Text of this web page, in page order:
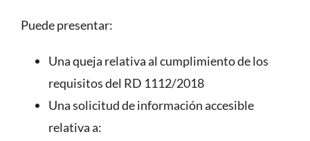
Puede presentar:
Una queja relativa al cumplimiento de los
requisitos del RD 1112/2018
Una solicitud de información accesible
relativa a: